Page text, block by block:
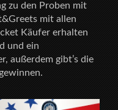
zu den Proben mit
mit allen
Käufer erhalten
und ein
außerdem gibt’s die